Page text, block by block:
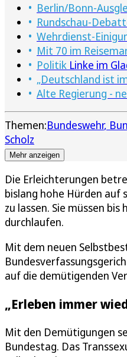
Berlin/Bonn-
Rundschau-
Wehrdienst-
Mit 70 im
Politik Linke im
„Deutschland ist
Alte Regierung -
Themen:Bundeswehr
Scholz
Mehr anzeigen
Die Erleichterungen
bislang hohe Hürden auf
zu lassen. Sie müssen
durchlaufen.
Mit dem neuen
auf die demütigenden
„Erleben immer
Mit den Demütigungen
Bundestag. Das